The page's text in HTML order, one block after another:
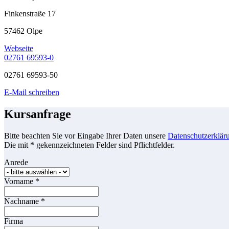
Finkenstraße 17
57462 Olpe
Webseite
02761 69593-0
02761 69593-50
E-Mail schreiben
Kursanfrage
Bitte beachten Sie vor Eingabe Ihrer Daten unsere
Die mit * gekennzeichneten Felder sind Pflichtfelder.
Anrede
Vorname *
Nachname *
Firma